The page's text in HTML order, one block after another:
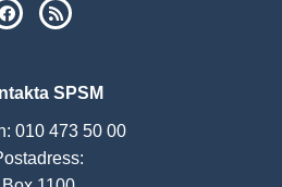
SPSM på Facebook
SPSM
010 473 50 00